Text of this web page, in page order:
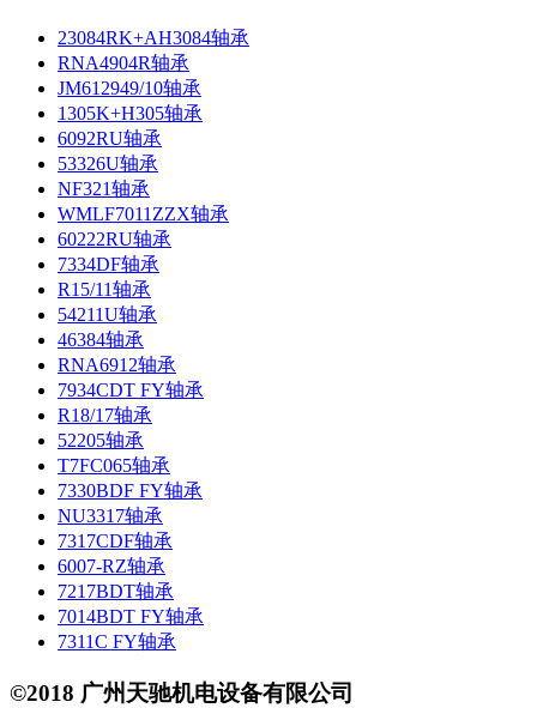
23084RK+AH3084轴承
RNA4904R轴承
JM612949/10轴承
1305K+H305轴承
6092RU轴承
53326U轴承
NF321轴承
WMLF7011ZZX轴承
60222RU轴承
7334DF轴承
R15/11轴承
54211U轴承
46384轴承
RNA6912轴承
7934CDT FY轴承
R18/17轴承
52205轴承
T7FC065轴承
7330BDF FY轴承
NU3317轴承
7317CDF轴承
6007-RZ轴承
7217BDT轴承
7014BDT FY轴承
7311C FY轴承
©2018 广州天驰机电设备有限公司